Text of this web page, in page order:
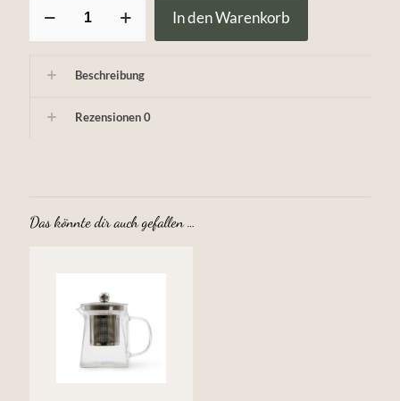
2026
In den Warenkorb
Beschreibung
Rezensionen0
Das könnte dir auch gefallen …